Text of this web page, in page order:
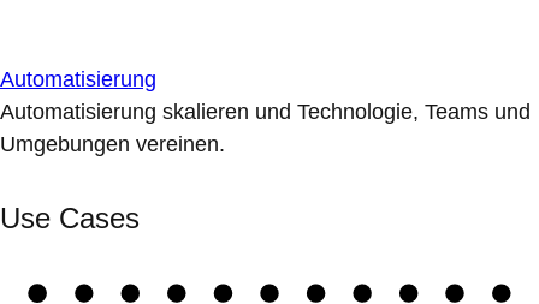
Automatisierung
Automatisierung skalieren und Technologie, Teams und
Umgebungen vereinen.
Use Cases